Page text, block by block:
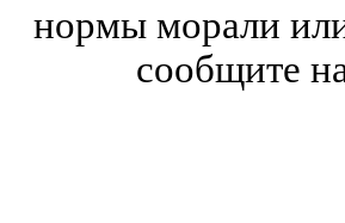
нормы морали
сообщите